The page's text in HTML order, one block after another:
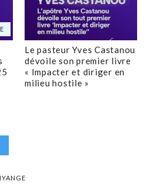
Le pasteur Yves Castanou
dévoile son premier livre
« Impacter et diriger en
milieu hostile »